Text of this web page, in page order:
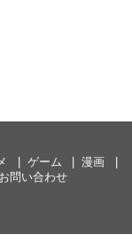
ゲーム
漫画
お問い合わせ